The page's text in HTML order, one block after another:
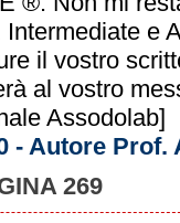
e
il vostro
al vostro
Assodolab]
- Autore
269